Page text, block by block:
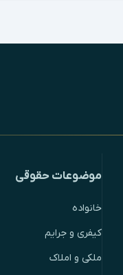
موضوعات حقوقی
خانواده
کیفری و جرایم
ملکی و املاک